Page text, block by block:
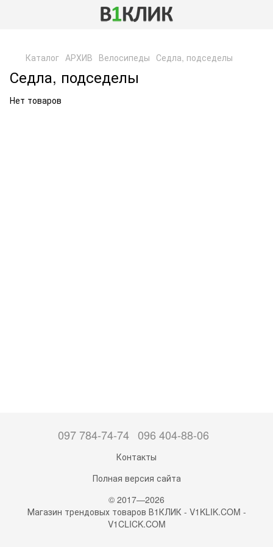
Каталог АРХИВ Велосипеды Седла, подседелы
Седла, подседелы
Нет товаров
097 784-74-74 096 404-88-06
Контакты
Полная версия сайта
© 2017—2026
Магазин трендовых товаров В1КЛИК - V1KLIK.COM -
V1CLICK.COM